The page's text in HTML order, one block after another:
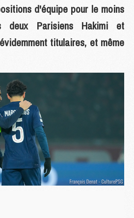
d'équipe pour le moins
deux Parisiens Hakimi et
titulaires, et même